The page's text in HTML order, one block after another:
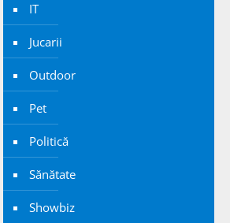
IT
Jucarii
Outdoor
Pet
Politică
Sănătate
Showbiz